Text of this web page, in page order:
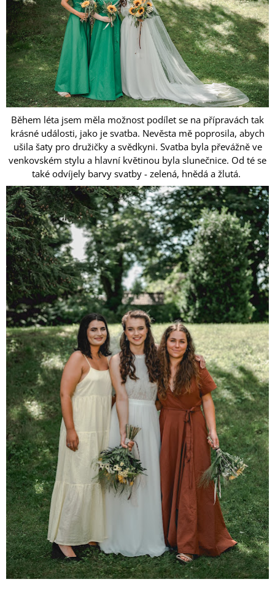
Během léta jsem měla možnost podílet se na přípravách tak
krásné události, jako je svatba. Nevěsta mě poprosila, abych
ušila šaty pro družičky a svědkyni. Svatba byla převážně ve
venkovském stylu a hlavní květinou byla slunečnice. Od té se
také odvíjely barvy svatby - zelená, hnědá a žlutá.
A
J
Í
T
?
HLEDAT